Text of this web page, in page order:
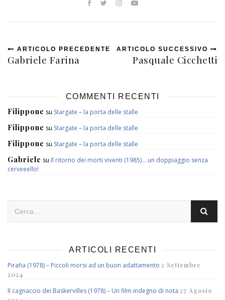
ARTICOLO PRECEDENTE
Gabriele Farina
ARTICOLO SUCCESSIVO
Pasquale Cicchetti
COMMENTI RECENTI
Filippone su Stargate – la porta delle stalle
Filippone su Stargate – la porta delle stalle
Filippone su Stargate – la porta delle stalle
Gabriele su Il ritorno dei morti viventi (1985)… un doppiaggio senza
cerveeello!
ARTICOLI RECENTI
Piraña (1978) – Piccoli morsi ad un buon adattamento 2 Settembre
2024
Il cagnaccio dei Baskervilles (1978) – Un film indegno di nota 27 Agosto